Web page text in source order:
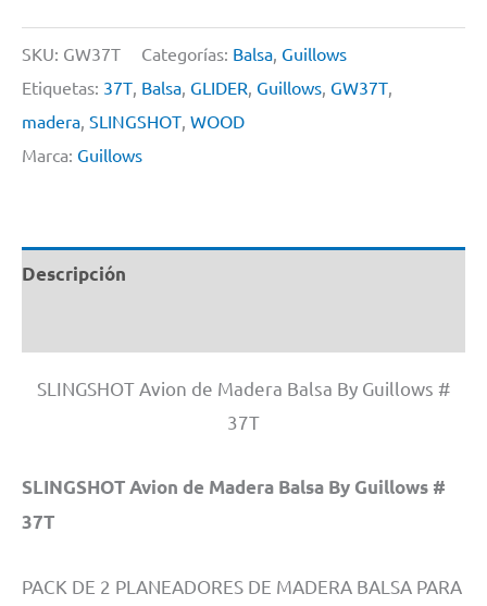
SKU: GW37T Categorías: Balsa Guillows
Etiquetas: 37T Balsa GLIDER Guillows GW37T
madera SLINGSHOT WOOD
Marca: Guillows
Descripción
SLINGSHOT Avion de Madera Balsa By Guillows #
37T
SLINGSHOT Avion de Madera Balsa By Guillows #
37T
PACK DE 2 PLANEADORES DE MADERA BALSA PARA